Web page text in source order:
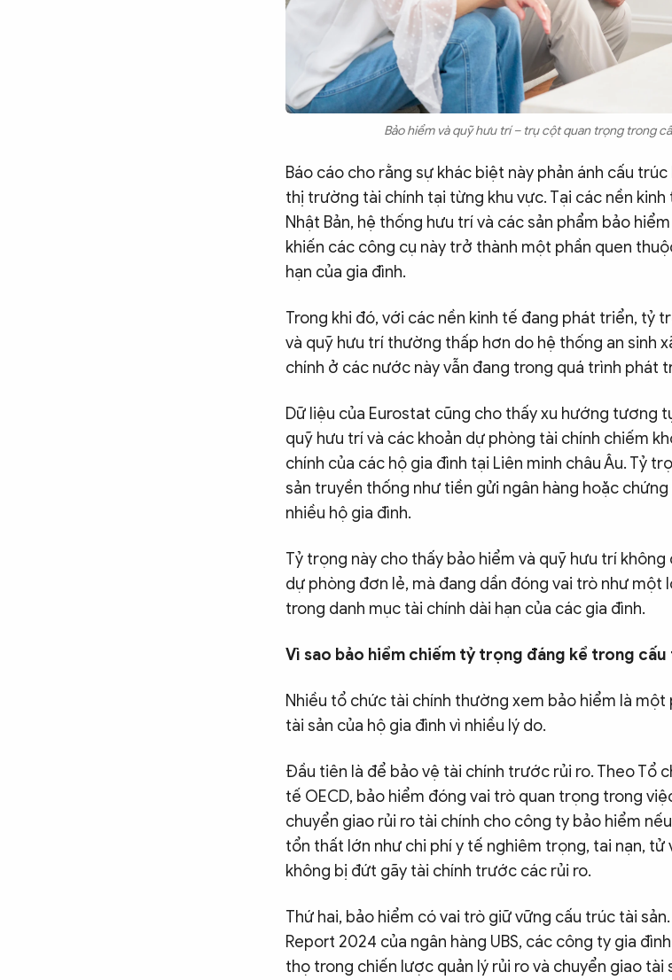
Bảo hiểm và quỹ hưu trí – trụ cột quan trọng trong
Báo cáo cho rằng sự khác biệt này phản ánh cấu
thị trường tài chính tại từng khu vực. Tại các nền
Nhật Bản, hệ thống hưu trí và các sản phẩm bảo
khiến các công cụ này trở thành một phần quen
hạn của gia đình.
Trong khi đó, với các nền kinh tế đang phát triển, tỷ
và quỹ hưu trí thường thấp hơn do hệ thống an sinh
chính ở các nước này vẫn đang trong quá trình phát
Dữ liệu của Eurostat cũng cho thấy xu hướng tương
quỹ hưu trí và các khoản dự phòng tài chính chiếm
chính của các hộ gia đình tại Liên minh châu Âu. Tỷ
sản truyền thống như tiền gửi ngân hàng hoặc
nhiều hộ gia đình.
Tỷ trọng này cho thấy bảo hiểm và quỹ hưu trí
dự phòng đơn lẻ, mà đang dần đóng vai trò như một
trong danh mục tài chính dài hạn của các gia đình.
Vì sao bảo hiểm chiếm tỷ trọng đáng kể trong
Nhiều tổ chức tài chính thường xem bảo hiểm là
tài sản của hộ gia đình vì nhiều lý do.
Đầu tiên là để bảo vệ tài chính trước rủi ro. Theo Tổ
tế OECD, bảo hiểm đóng vai trò quan trọng trong
chuyển giao rủi ro tài chính cho công ty bảo hiểm
tổn thất lớn như chi phí y tế nghiêm trọng, tai nạn, tử
không bị đứt gãy tài chính trước các rủi ro.
Thứ hai, bảo hiểm có vai trò giữ vững cấu trúc tài
Report 2024 của ngân hàng UBS, các công ty gia
thọ trong chiến lược quản lý rủi ro và chuyển giao tài